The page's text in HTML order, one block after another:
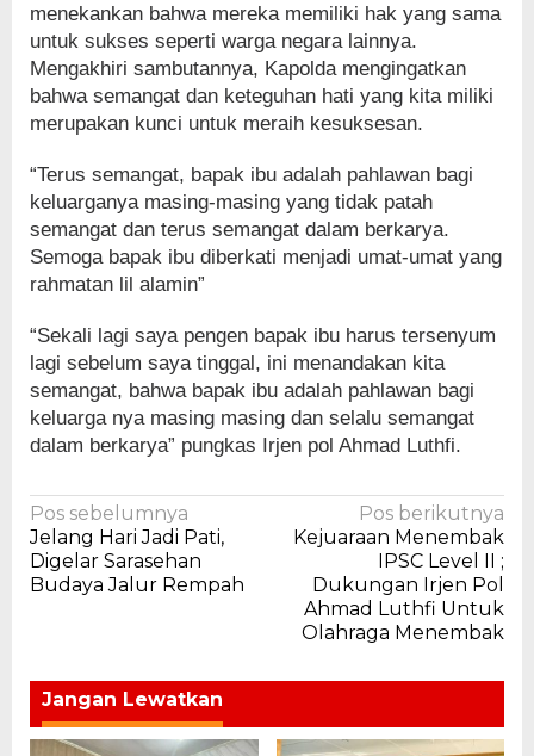
menekankan bahwa mereka memiliki hak yang sama
untuk sukses seperti warga negara lainnya.
Mengakhiri sambutannya, Kapolda mengingatkan
bahwa semangat dan keteguhan hati yang kita miliki
merupakan kunci untuk meraih kesuksesan.
“Terus semangat, bapak ibu adalah pahlawan bagi
keluarganya masing-masing yang tidak patah
semangat dan terus semangat dalam berkarya.
Semoga bapak ibu diberkati menjadi umat-umat yang
rahmatan lil alamin”
“Sekali lagi saya pengen bapak ibu harus tersenyum
lagi sebelum saya tinggal, ini menandakan kita
semangat, bahwa bapak ibu adalah pahlawan bagi
keluarga nya masing masing dan selalu semangat
dalam berkarya” pungkas Irjen pol Ahmad Luthfi.
Navigasi
pos
Pos sebelumnya
Jelang Hari Jadi Pati,
Digelar Sarasehan
Budaya Jalur Rempah
Pos berikutnya
Kejuaraan Menembak
IPSC Level II ;
Dukungan Irjen Pol
Ahmad Luthfi Untuk
Olahraga Menembak
Jangan Lewatkan